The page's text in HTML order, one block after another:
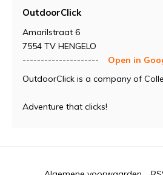
OutdoorClick
Amarilstraat 6
7554 TV HENGELO
---------------------
Open in
OutdoorClick is a company of
Adventure that clicks!